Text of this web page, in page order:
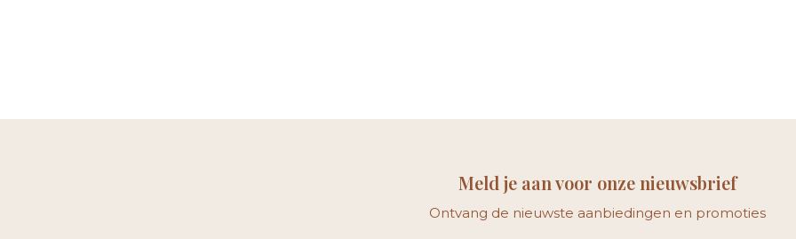
Meld je aan voor onze nieuwsbrief
Ontvang de nieuwste aanbiedingen en promoties